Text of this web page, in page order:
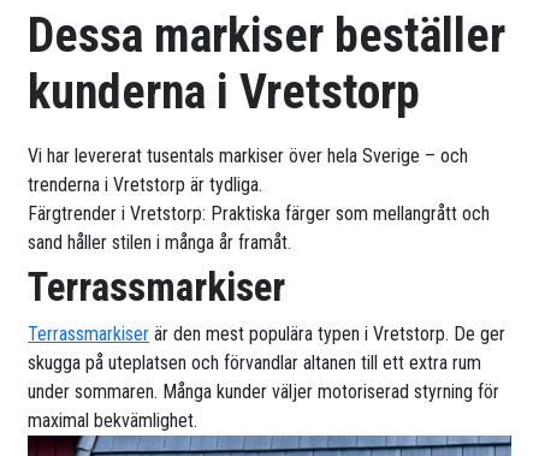
Dessa markiser beställer
kunderna i Vretstorp
Vi har levererat tusentals markiser över hela Sverige – och
trenderna i Vretstorp är tydliga.
Färgtrender i Vretstorp: Praktiska färger som mellangrått och
sand håller stilen i många år framåt.
Terrassmarkiser
Terrassmarkiser är den mest populära typen i Vretstorp. De ger
skugga på uteplatsen och förvandlar altanen till ett extra rum
under sommaren. Många kunder väljer motoriserad styrning för
maximal bekvämlighet.